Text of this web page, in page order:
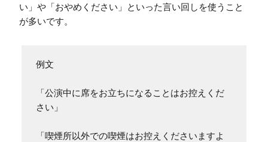
い」や「おやめください」といった言い回しを使うこと
例文
「公演中に席をお立ちになることはお控えくだ
さい」
「喫煙所以外での喫煙はお控えくださいますよ